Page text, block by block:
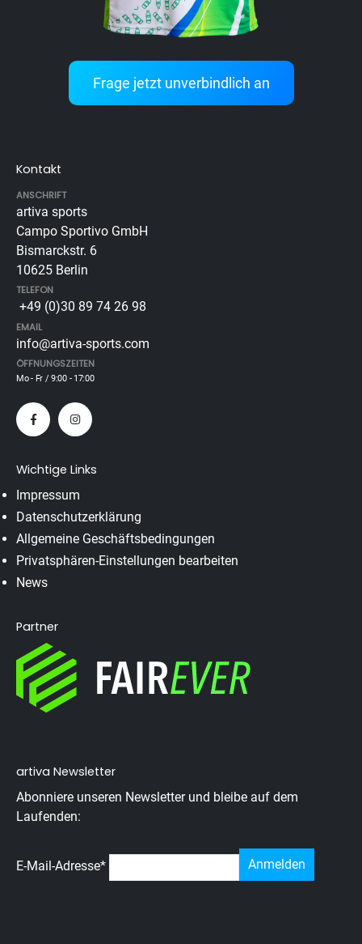
Frage jetzt unverbindlich an
Kontakt
ANSCHRIFT
artiva sports
Campo Sportivo GmbH
Bismarckstr. 6
10625 Berlin
TELEFON
+49 (0)30 89 74 26 98
EMAIL
info@artiva-sports.com
ÖFFNUNGSZEITEN
Mo - Fr / 9:00 - 17:00
Wichtige Links
Impressum
Datenschutzerklärung
Allgemeine Geschäftsbedingungen
Privatsphären-Einstellungen bearbeiten
News
Partner
artiva Newsletter
Abonniere unseren Newsletter und bleibe auf dem
Laufenden:
E-Mail-Adresse*